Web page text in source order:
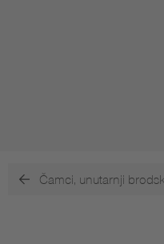
Čamci, unutarnji